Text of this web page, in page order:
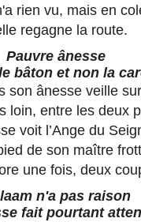
rien vu, mais en
regagne la route.
Pauvre ânesse
bâton et non la
son ânesse veille
loin, entre les deux
voit l’Ange du
de son maître
une fois, deux
n'a pas raison
fait pourtant